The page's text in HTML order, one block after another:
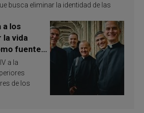
busca eliminar la identidad de las
a los
la vida
fuente
a la
de los